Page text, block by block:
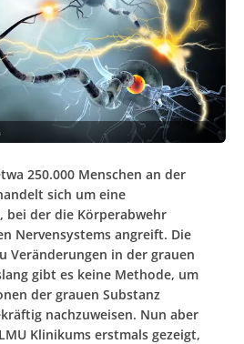
250.000 Menschen an der
sich um eine
der die Körperabwehr
Nervensystems angreift. Die
Veränderungen in der grauen
gibt es keine Methode, um
der grauen Substanz
nachzuweisen. Nun aber
Klinikums erstmals gezeigt,